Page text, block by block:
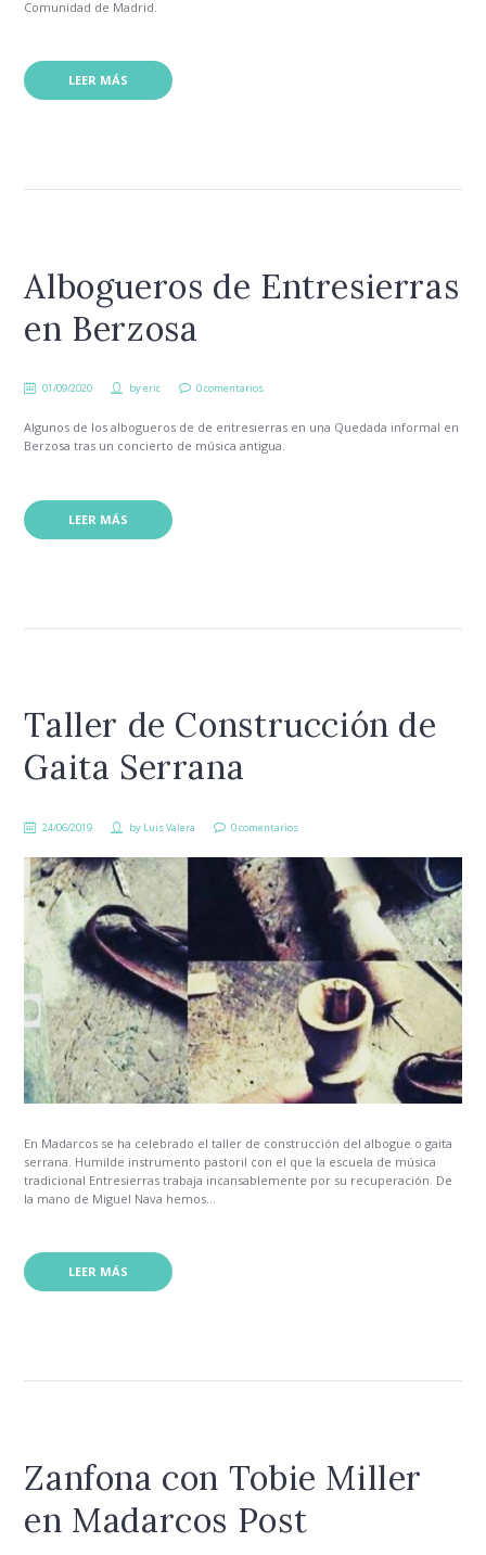
Comunidad de Madrid.
LEER MÁS
Albogueros de Entresierras
en Berzosa
01/09/2020 byeric 0 comentarios
Algunos de los albogueros de de entresierras en una Quedada informal en
Berzosa tras un concierto de música antigua.
LEER MÁS
Taller de Construcción de
Gaita Serrana
24/06/2019 by Luis Valera 0 comentarios
En Madarcos se ha celebrado el taller de construcción del albogue o gaita
serrana. Humilde instrumento pastoril con el que la escuela de música
tradicional Entresierras trabaja incansablemente por su recuperación. De
la mano de Miguel Nava hemos...
LEER MÁS
Zanfona con Tobie Miller
en Madarcos Post